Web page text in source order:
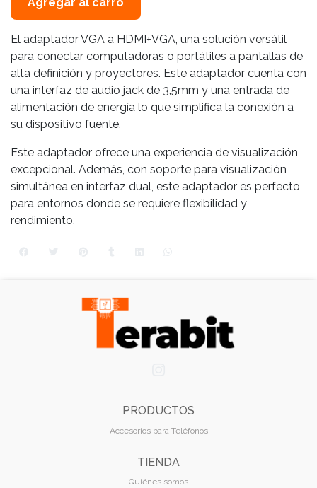
Agregar al carro
El adaptador VGA a HDMI+VGA, una solución versátil
para conectar computadoras o portátiles a pantallas de
alta definición y proyectores. Este adaptador cuenta con
una interfaz de audio jack de 3,5mm y una entrada de
alimentación de energía lo que simplifica la conexión a
su dispositivo fuente.
Este adaptador ofrece una experiencia de visualización
excepcional. Además, con soporte para visualización
simultánea en interfaz dual, este adaptador es perfecto
para entornos donde se requiere flexibilidad y
rendimiento.
PRODUCTOS
Accesorios para Teléfonos
TIENDA
Quiénes somos